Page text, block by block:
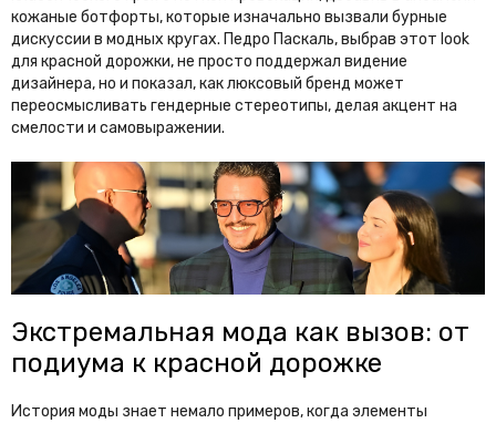
кожаные ботфорты, которые изначально вызвали бурные
дискуссии в модных кругах. Педро Паскаль, выбрав этот look
для красной дорожки, не просто поддержал видение
дизайнера, но и показал, как люксовый бренд может
переосмысливать гендерные стереотипы, делая акцент на
смелости и самовыражении.
Экстремальная мода как вызов: от
подиума к красной дорожке
История моды знает немало примеров, когда элементы